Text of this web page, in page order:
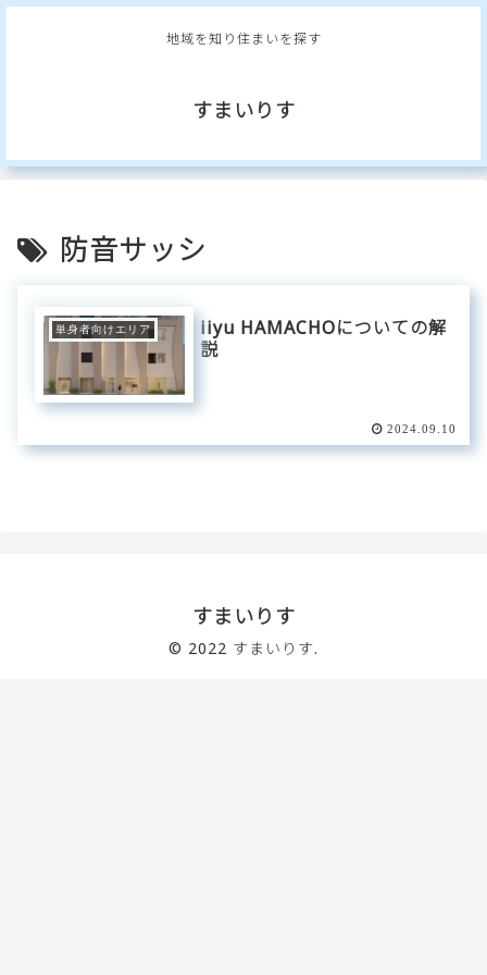
地域を知り住まいを探す
すまいりす
防音サッシ
単身者向けエリア
iiyu HAMACHOについての解
説
2024.09.10
すまいりす
© 2022 すまいりす.